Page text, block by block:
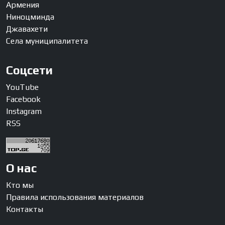
Армения
Ниноцминда
Джавахети
Села муниципалитета
Соцсети
YouTube
Facebook
Instagram
RSS
О нас
Кто мы
Правила использования материалов
Контакты